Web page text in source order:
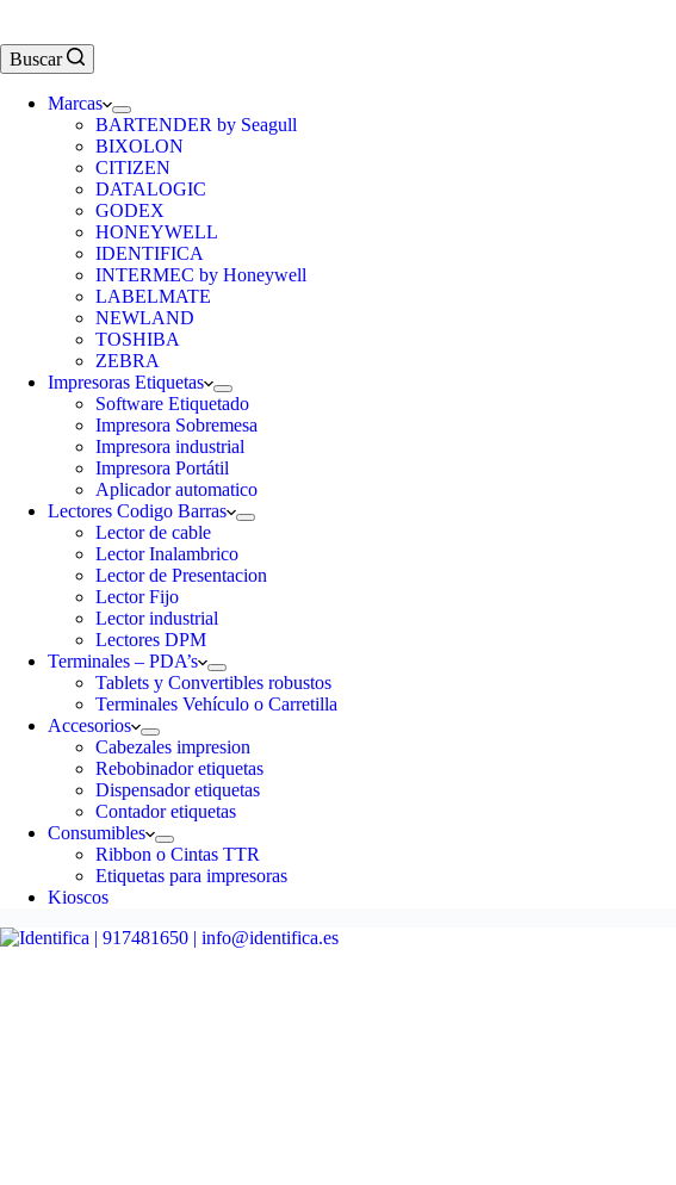
Buscar
Marcas
BARTENDER by Seagull
BIXOLON
CITIZEN
DATALOGIC
GODEX
HONEYWELL
IDENTIFICA
INTERMEC by Honeywell
LABELMATE
NEWLAND
TOSHIBA
ZEBRA
Impresoras Etiquetas
Software Etiquetado
Impresora Sobremesa
Impresora industrial
Impresora Portátil
Aplicador automatico
Lectores Codigo Barras
Lector de cable
Lector Inalambrico
Lector de Presentacion
Lector Fijo
Lector industrial
Lectores DPM
Terminales – PDA’s
Tablets y Convertibles robustos
Terminales Vehículo o Carretilla
Accesorios
Cabezales impresion
Rebobinador etiquetas
Dispensador etiquetas
Contador etiquetas
Consumibles
Ribbon o Cintas TTR
Etiquetas para impresoras
Kioscos